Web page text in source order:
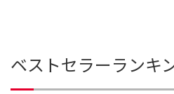
ベストセラーランキ